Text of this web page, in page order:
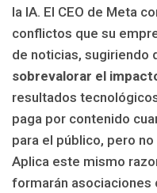
la IA. El CEO de Meta
conflictos que su
de noticias, sugiriendo
sobrevalorar el
resultados
paga por contenido
para el público, pero
Aplica este mismo
formarán asociaciones